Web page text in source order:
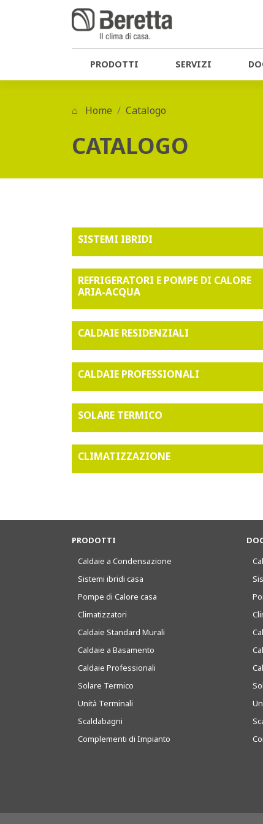
PRODOTTI SERVIZI
Home Catalogo
CATALOGO
SISTEMI IBRIDI
REFRIGERATORI E POMPE DI CALORE
ARIA-ACQUA
CALDAIE RESIDENZIALI
CALDAIE PROFESSIONALI
SOLARE TERMICO
CLIMATIZZAZIONE
PRODOTTI
Caldaie a Condensazione
Sistemi ibridi casa
Pompe di Calore casa
Climatizzatori
Caldaie Standard Murali
Caldaie a Basamento
Caldaie Professionali
Solare Termico
Unità Terminali
Scaldabagni
Complementi di Impianto